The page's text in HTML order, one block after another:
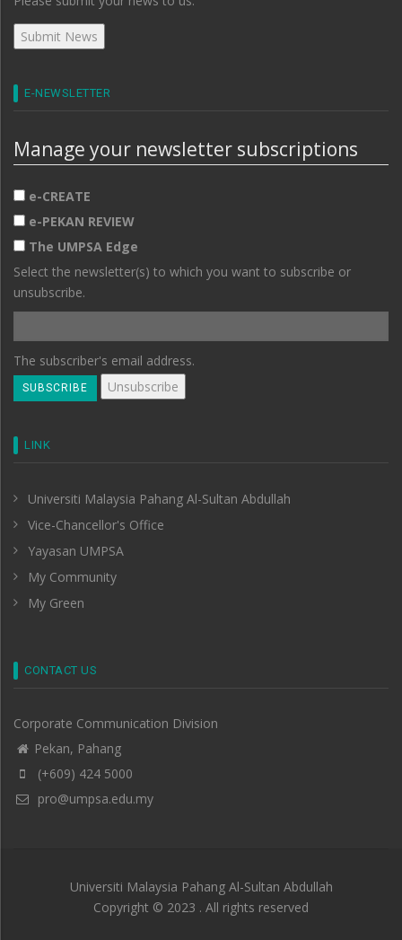
E-NEWSLETTER
Manage your newsletter subscriptions
e-CREATE
e-PEKAN REVIEW
The UMPSA Edge
Select the newsletter(s) to which you want to subscribe or
unsubscribe.
The subscriber's email address.
LINK
Universiti Malaysia Pahang Al-Sultan Abdullah
Vice-Chancellor's Office
Yayasan UMPSA
My Community
My Green
CONTACT US
Corporate Communication Division
Pekan, Pahang
(+609) 424 5000
pro@umpsa.edu.my
Universiti Malaysia Pahang Al-Sultan Abdullah
Copyright © 2023 . All rights reserved